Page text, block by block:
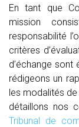
En tant que
mission
responsabilité
critères
d’échange sont
rédigeons un
les modalités
détaillons nos
Tribunal de